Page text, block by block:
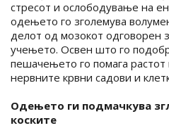
стресот и ослободување на
одењето го зголемува
делот од мозокот одговорен
учењето. Освен што го
пешачењето го помага
нервните крвни садови и
Одењето ги подмачкува
коските